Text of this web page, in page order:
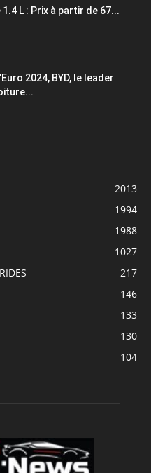
1.4 L : Prix à partir de 67...
2024, BYD, le leader
2013
1994
1988
1027
217
146
133
130
104